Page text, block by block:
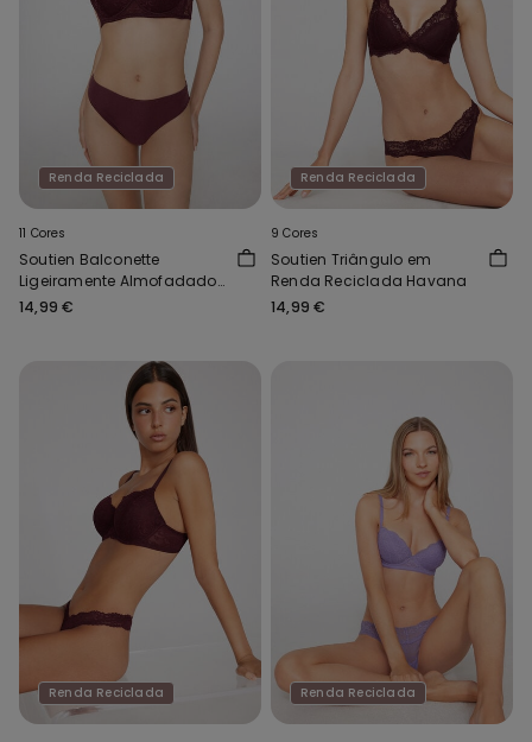
Renda Reciclada
11 Cores
Soutien Balconette
Ligeiramente Almofadado
Renda Reciclada Wien
14,99 €
Renda Reciclada
9 Cores
Soutien Triângulo em
Renda Reciclada Havana
14,99 €
Renda Reciclada Renda Reciclada